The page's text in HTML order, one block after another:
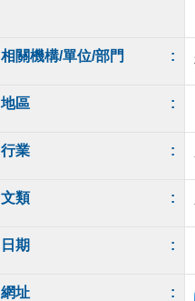
相關機構/單位/部門 :
地區 :
行業 :
文類 :
日期 :
網址 :